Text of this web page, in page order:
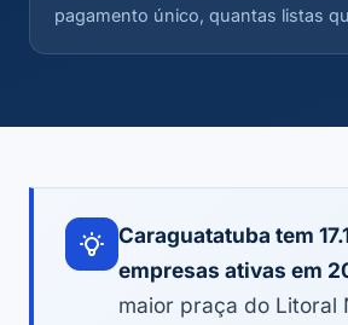
pagamento único, quantas listas
Caraguatatuba tem
empresas ativas em
maior praça do Litoral